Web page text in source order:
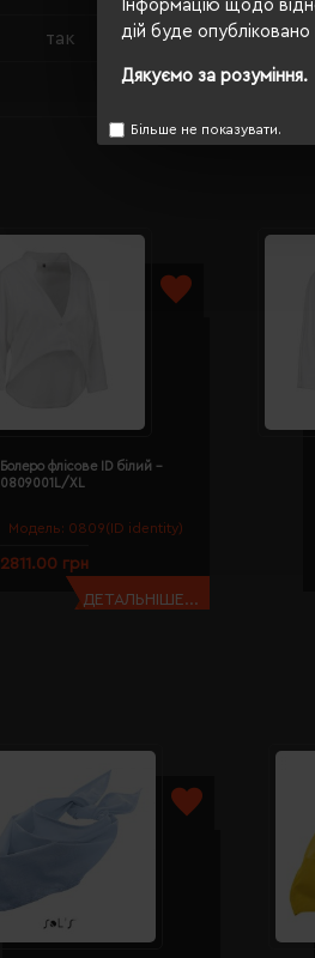
Інформацію щодо
дій буде
Дякуємо за розуміння.
Більше не показувати.
так
Модель: 0809(ID identity)
Болеро флісове ID білий -
0809001L/XL
2811.00 грн
ДЕТАЛЬНІШЕ...